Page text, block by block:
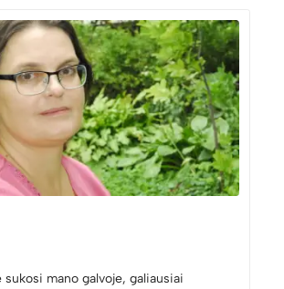
mano galvoje, galiausiai